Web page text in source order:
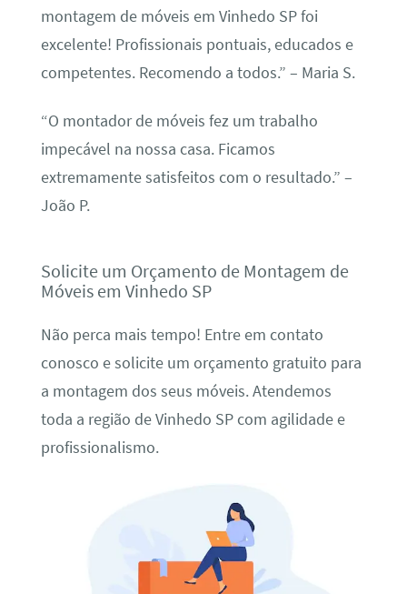
montagem de móveis em Vinhedo SP foi
excelente! Profissionais pontuais, educados e
competentes. Recomendo a todos.” – Maria S.
“O montador de móveis fez um trabalho
impecável na nossa casa. Ficamos
extremamente satisfeitos com o resultado.” –
João P.
Solicite um Orçamento de Montagem de
Móveis em Vinhedo SP
Não perca mais tempo! Entre em contato
conosco e solicite um orçamento gratuito para
a montagem dos seus móveis. Atendemos
toda a região de Vinhedo SP com agilidade e
profissionalismo.